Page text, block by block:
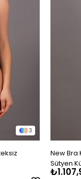
3
New Bra
Sütyen